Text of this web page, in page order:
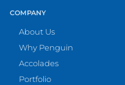
COMPANY
About Us
Why Penguin
Accolades
Portfolio